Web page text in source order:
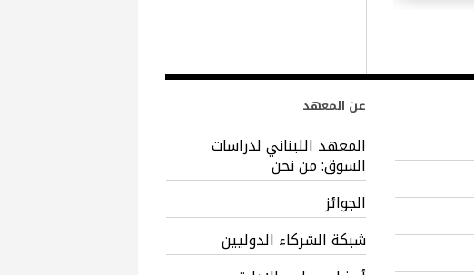
عن المعهد
المعهد اللبناني لدراسات
السوق: من نحن
الجوائز
شبكة الشركاء الدوليين